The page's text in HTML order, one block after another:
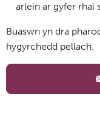
arlein ar gyfer rhai
Buaswn yn dra
hygyrchedd pellach.